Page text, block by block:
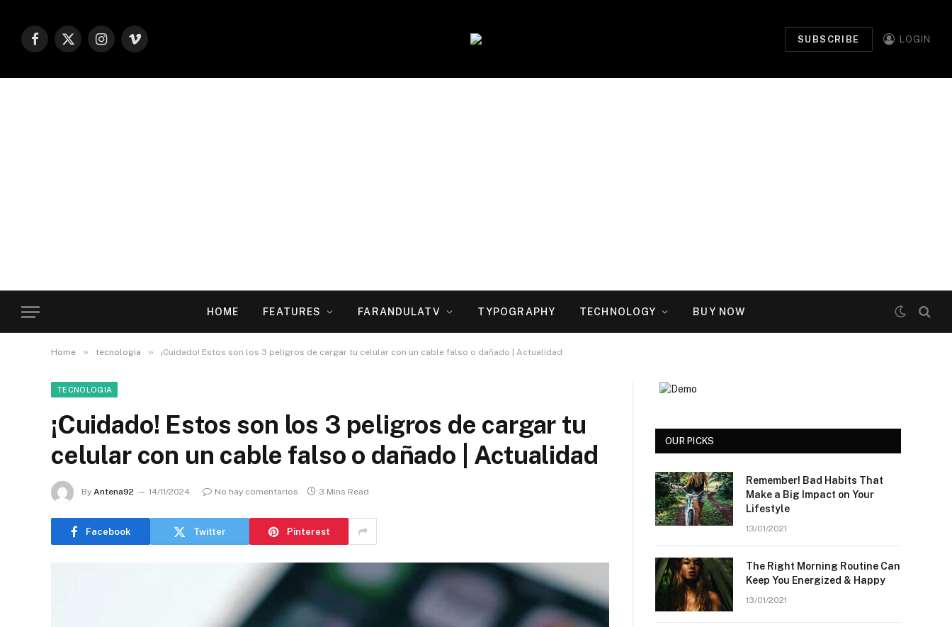
Facebook
X
Instagram
Vimeo
SUBSCRIBE LOGIN
HOME FEATURES FARANDULATV TYPOGRAPHY TECHNOLOGY BUY NOW
Home » tecnologia » ¡Cuidado! Estos son los 3 peligros de cargar tu celular con un cable falso o dañado | Actualidad
TECNOLOGIA
¡Cuidado! Estos son los 3 peligros de cargar tu
celular con un cable falso o dañado | Actualidad
By Antena92 14/11/2024 No hay comentarios 3 Mins Read
Facebook Twitter Pinterest
OUR PICKS
Remember! Bad Habits That
Make a Big Impact on Your
Lifestyle
13/01/2021
The Right Morning Routine Can
Keep You Energized & Happy
13/01/2021